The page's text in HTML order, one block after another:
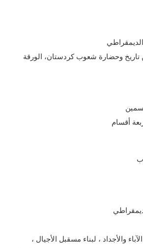
تاريخ وحضارة شعوب كردستان، الورقة
أقسام
والأجداد ، لبناء مسقبل الأجيال ،